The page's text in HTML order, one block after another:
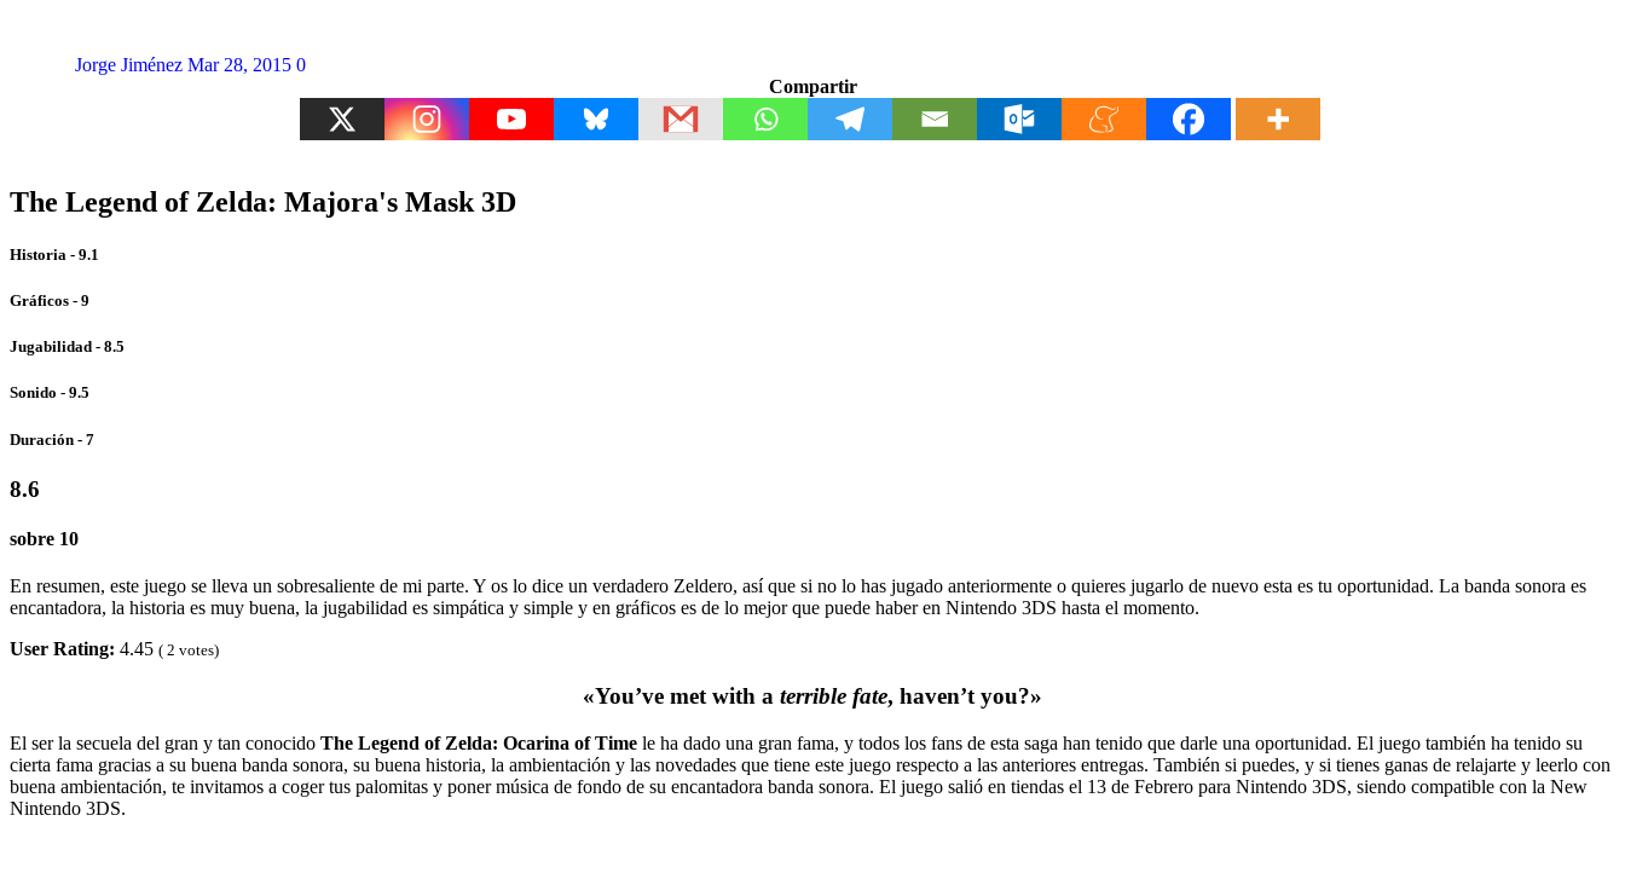
Jorge Jiménez Mar 28, 2015 0
Compartir
The Legend of Zelda: Majora's Mask 3D
Historia - 9.1
Gráficos - 9
Jugabilidad - 8.5
Sonido - 9.5
Duración - 7
8.6
sobre 10
En resumen, este juego se lleva un sobresaliente de mi parte. Y os lo dice un verdadero Zeldero, así que si no lo has jugado anteriormente o quieres jugarlo de nuevo esta es tu oportunidad. La banda sonora es
encantadora, la historia es muy buena, la jugabilidad es simpática y simple y en gráficos es de lo mejor que puede haber en Nintendo 3DS hasta el momento.
User Rating: 4.45 ( 2 votes)
«You’ve met with a terrible fate, haven’t you?»
El ser la secuela del gran y tan conocido The Legend of Zelda: Ocarina of Time le ha dado una gran fama, y todos los fans de esta saga han tenido que darle una oportunidad. El juego también ha tenido su
cierta fama gracias a su buena banda sonora, su buena historia, la ambientación y las novedades que tiene este juego respecto a las anteriores entregas. También si puedes, y si tienes ganas de relajarte y leerlo con
buena ambientación, te invitamos a coger tus palomitas y poner música de fondo de su encantadora banda sonora. El juego salió en tiendas el 13 de Febrero para Nintendo 3DS, siendo compatible con la New
Nintendo 3DS.